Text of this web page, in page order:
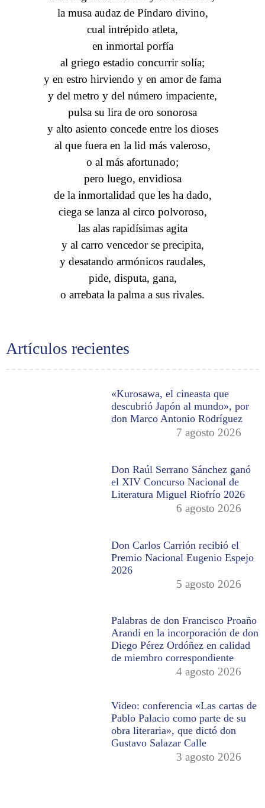
Artículos recientes
«Kurosawa, el cineasta que
descubrió Japón al mundo», por
don Marco Antonio Rodríguez
7 agosto 2026
Don Raúl Serrano Sánchez ganó
el XIV Concurso Nacional de
Literatura Miguel Riofrío 2026
6 agosto 2026
Don Carlos Carrión recibió el
Premio Nacional Eugenio Espejo
2026
5 agosto 2026
Palabras de don Francisco Proaño
Arandi en la incorporación de don
Diego Pérez Ordóñez en calidad
de miembro correspondiente
4 agosto 2026
Video: conferencia «Las cartas de
Pablo Palacio como parte de su
obra literaria», que dictó don
Gustavo Salazar Calle
3 agosto 2026
la musa audaz de Píndaro divino,
cual intrépido atleta,
en inmortal porfía
al griego estadio concurrir solía;
y en estro hirviendo y en amor de fama
y del metro y del número impaciente,
pulsa su lira de oro sonorosa
y alto asiento concede entre los dioses
al que fuera en la lid más valeroso,
o al más afortunado;
pero luego, envidiosa
de la inmortalidad que les ha dado,
ciega se lanza al circo polvoroso,
las alas rapidísimas agita
y al carro vencedor se precipita,
y desatando armónicos raudales,
pide, disputa, gana,
o arrebata la palma a sus rivales.